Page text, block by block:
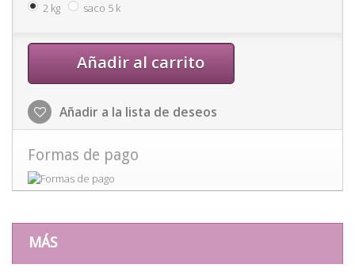
2 kg
saco 5 k
Añadir al carrito
Añadir a la lista de deseos
Formas de pago
MÁS